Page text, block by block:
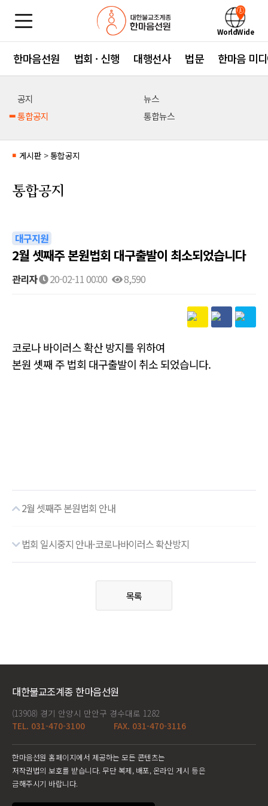
WorldWide
한마음선원 법회 · 신행 대행선사 법문 한마음 미
공지
뉴스
통합공지
통합뉴스
■ 게시판 > 통합공지
통합공지
대구지원
2월 셋째주 본원법회 대구출발이 최소되었습니다
관리자 20-02-11 00:00 8,590
코로나 바이러스 확산 방지를 위하여
본원 셋째 주 법회 대구출발이 취소 되었습니다.
2월 셋째주 본원법회 안내
법회 일시중지 안내-코로나바이러스 확산방지
목록
대한불교조계종 한마음선원
(13908) 경기 안양시 만안구 경수대로 1282
TEL. 031-470-3100
FAX. 031-470-3116
한마음선원 홈페이지에서 제공하는 모든 콘텐츠는
저작권법의 보호를 받습니다. 무단 복제, 배포, 온라인 게시 등은
금해주시기 바랍니다.